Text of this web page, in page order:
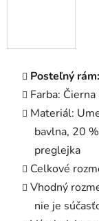
Posteľný rám:
Farba:
Materiál:
bavlna, 20
preglejka
Celkové
Vhodný
nie je